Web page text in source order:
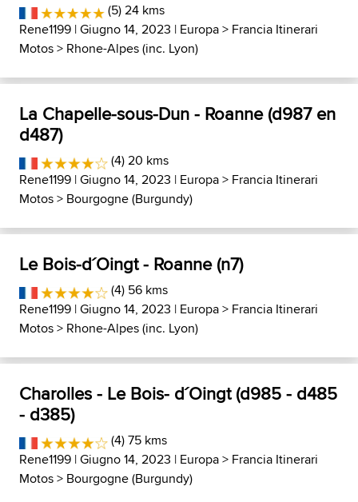
(5) 24 kms
Rene1199 | Giugno 14, 2023 | Europa> Francia Itinerari
Motos> Rhone-Alpes (inc. Lyon)
La Chapelle-sous-Dun - Roanne (d987 en
d487)
(4) 20 kms
Rene1199 | Giugno 14, 2023 | Europa> Francia Itinerari
Motos> Bourgogne (Burgundy)
Le Bois-d´Oingt - Roanne (n7)
(4) 56 kms
Rene1199 | Giugno 14, 2023 | Europa> Francia Itinerari
Motos> Rhone-Alpes (inc. Lyon)
Charolles - Le Bois- d´Oingt (d985 - d485
- d385)
(4) 75 kms
Rene1199 | Giugno 14, 2023 | Europa> Francia Itinerari
Motos> Bourgogne (Burgundy)